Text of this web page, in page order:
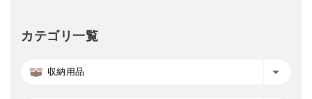
カテゴリ一覧
収納用品